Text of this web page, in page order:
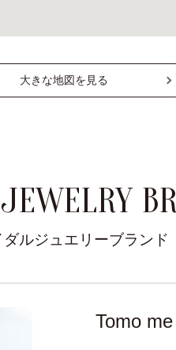
大きな地図を見る
ダルジュエリーブランド
Tomo me